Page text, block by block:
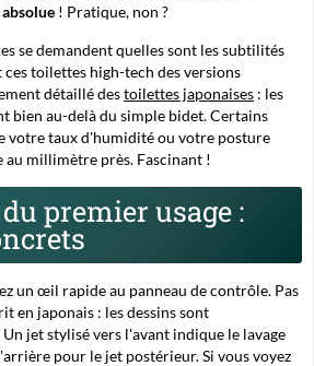
! Pratique, non ?
se demandent quelles sont les subtilités
toilettes high-tech des versions
détaillé destoilettes japonaises : les
bien au-delà du simple bidet. Certains
votre taux d'humidité ou votre posture
millimètre près. Fascinant !
premier usage :
un œil rapide au panneau de contrôle. Pas
en japonais : les dessins sont
jet stylisé vers l'avant indique le lavage
pour le jet postérieur. Si vous voyez